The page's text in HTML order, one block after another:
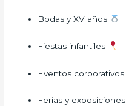
Bodas y XV años
Fiestas infantiles
Eventos corporativos
Ferias y exposiciones